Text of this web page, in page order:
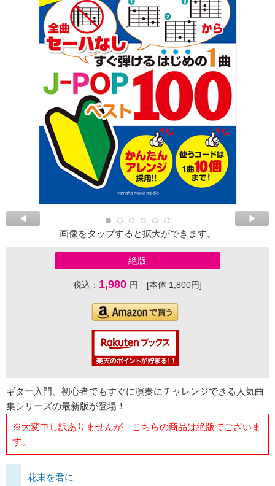
画像をタップすると拡大ができます。
絶版
税込： 1,980 円 [本体 1,800円]
ギター入門、初心者でもすぐに演奏にチャレンジできる人気曲
集シリーズの最新版が登場！
※大変申し訳ありませんが、こちらの商品は絶版でございま
す。
花束を君に